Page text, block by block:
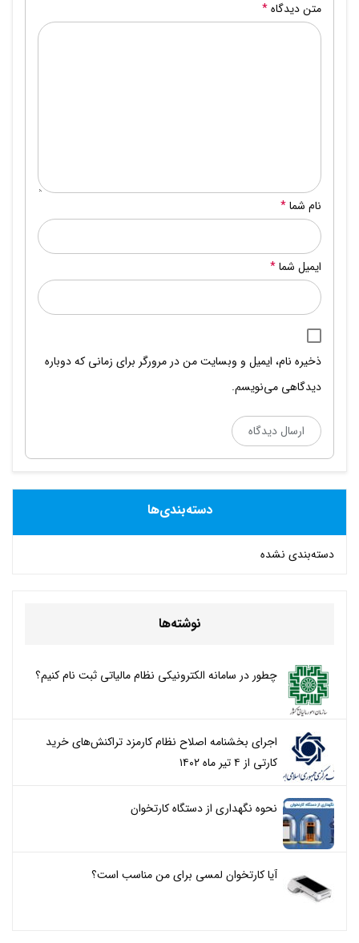
دسته‌بندی‌ها
دسته‌بندی نشده
نوشته‌ها
چطور در سامانه الکترونیکی نظام مالیاتی ثبت نام کنیم؟
اجرای بخشنامه اصلاح نظام کارمزد تراکنش‌های خرید
کارتی از ۴ تیر ماه ۱۴۰۲
نحوه نگهداری از دستگاه کارتخوان
آیا کارتخوان لمسی برای من مناسب است؟
متن دیدگاه*
نام شما*
ایمیل شما*
ذخیره نام، ایمیل و وبسایت من در مرورگر برای زمانی که دوباره
دیدگاهی می‌نویسم.